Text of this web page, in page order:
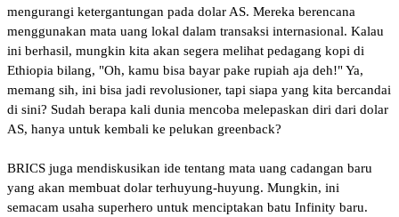
mengurangi ketergantungan pada dolar AS. Mereka berencana
menggunakan mata uang lokal dalam transaksi internasional. Kalau
ini berhasil, mungkin kita akan segera melihat pedagang kopi di
Ethiopia bilang, "Oh, kamu bisa bayar pake rupiah aja deh!" Ya,
memang sih, ini bisa jadi revolusioner, tapi siapa yang kita bercandai
di sini? Sudah berapa kali dunia mencoba melepaskan diri dari dolar
AS, hanya untuk kembali ke pelukan greenback?
BRICS juga mendiskusikan ide tentang mata uang cadangan baru
yang akan membuat dolar terhuyung-huyung. Mungkin, ini
semacam usaha superhero untuk menciptakan batu Infinity baru.